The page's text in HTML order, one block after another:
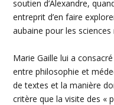
soutien d’Alexandre,
entreprit d’en faire
aubaine pour les sciences
Marie Gaille lui a
entre philosophie et
de textes et la manière
critère que la visite des «